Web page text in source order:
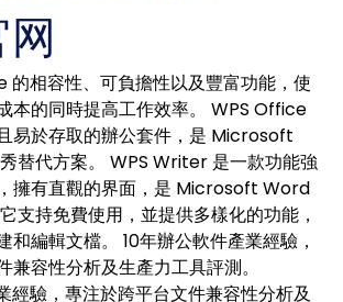
的相容性、可負擔性以及豐富功能，使
本的同時提高工作效率。 WPS Office
易於存取的辦公套件，是 Microsoft
替代方案。 WPS Writer 是一款功能強
擁有直觀的界面，是 Microsoft Word
支持免費使用，並提供多樣化的功能，
和編輯文檔。 10年辦公軟件產業經驗，
兼容性分析及生產力工具評測。
經驗，專注於跨平台文件兼容性分析及